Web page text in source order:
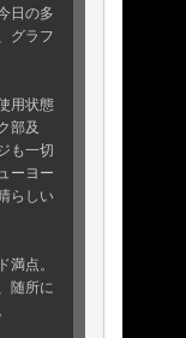
日の多
グラフ
用状態
部及
も一切
ーヨー
らしい
満点。
随所に